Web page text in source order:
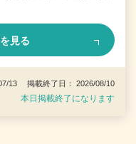
見る
13 掲載終了日： 2026/08/10
本日掲載終了になります